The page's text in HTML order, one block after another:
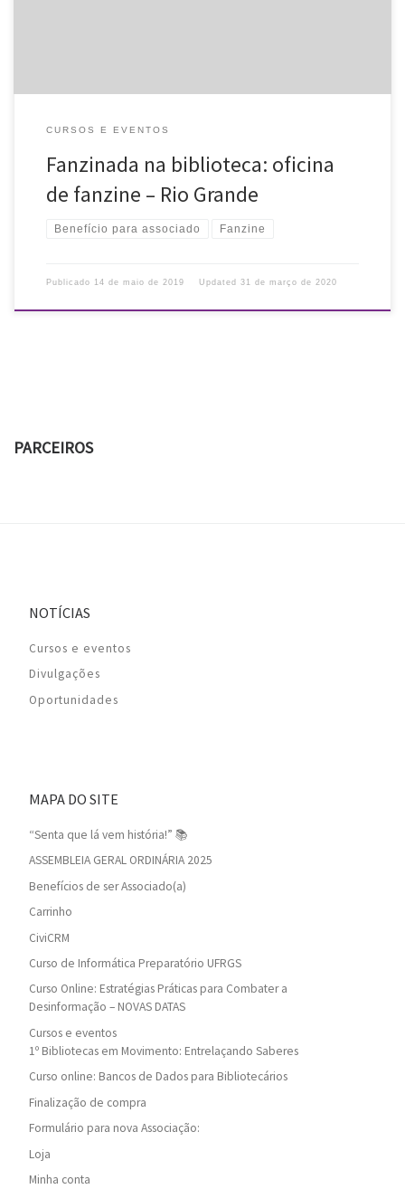
CURSOS E EVENTOS
Fanzinada na biblioteca: oficina
de fanzine – Rio Grande
Benefício para associado Fanzine
Publicado 14 de maio de 2019 Updated 31 de março de 2020
PARCEIROS
NOTÍCIAS
Cursos e eventos
Divulgações
Oportunidades
MAPA DO SITE
“Senta que lá vem história!” 📚
ASSEMBLEIA GERAL ORDINÁRIA 2025
Benefícios de ser Associado(a)
Carrinho
CiviCRM
Curso de Informática Preparatório UFRGS
Curso Online: Estratégias Práticas para Combater a
Desinformação – NOVAS DATAS
Cursos e eventos
1º Bibliotecas em Movimento: Entrelaçando Saberes
Curso online: Bancos de Dados para Bibliotecários
Finalização de compra
Formulário para nova Associação:
Loja
Minha conta